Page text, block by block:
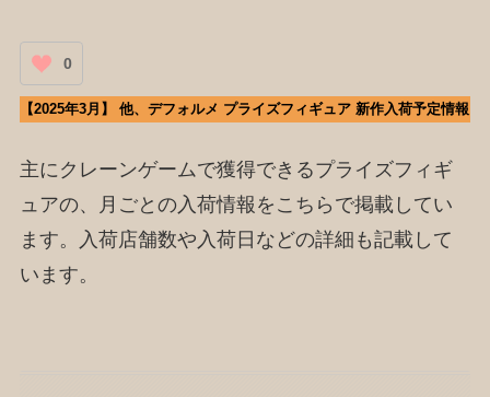
0
【2025年3月】 他、デフォルメ プライズフィギュア 新作入荷予定情報
主にクレーンゲームで獲得できるプライズフィギ
ュアの、月ごとの入荷情報をこちらで掲載してい
ます。入荷店舗数や入荷日などの詳細も記載して
います。